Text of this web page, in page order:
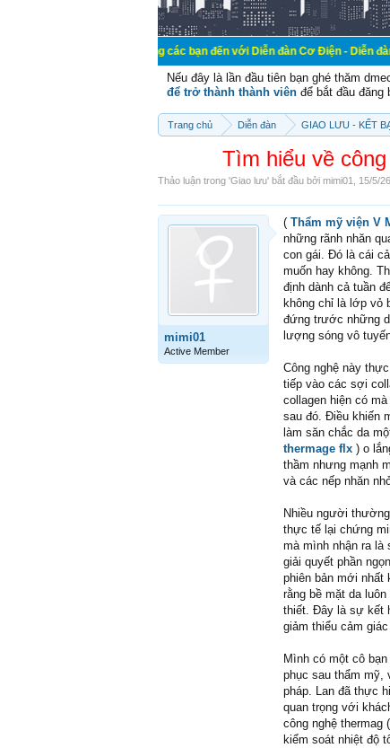
Chào mừng các bạn đến với Diễn đàn Cơ Điện - Diễn đàn Cơ
Nếu đây là lần đầu tiên bạn ghé thăm
để trở thành thành viên để bắt đầu đăng
Trang chủ Diễn đàn GIAO LƯU - KẾT
Tìm hiểu về
Thảo luận trong 'Giao lưu' bắt đầu bởi mimi01 15/5/26
mimi01
Active Member
( Thẩm mỹ viện V
những rãnh nhăn
con gái. Đó là cái
muốn hay không.
định dành cả tuần
không chỉ là lớp vỏ
đứng trước những
lượng sóng vô
Công nghệ này
tiếp vào các sợi
collagen hiện có
sau đó. Điều khiến
làm săn chắc da
thermage flx ) o
thầm nhưng mạnh
và các nếp nhăn
Nhiều người
thực tế lại chứng
mà mình nhận ra
giải quyết phần
phiên bản mới nhất
rằng bề mặt da
thiết. Đây là sự kết
giảm thiểu cảm
Mình có một cô
phục sau thẩm mỹ,
pháp. Lan đã thực
quan trọng với
công nghệ thermag
kiểm soát nhiệt độ